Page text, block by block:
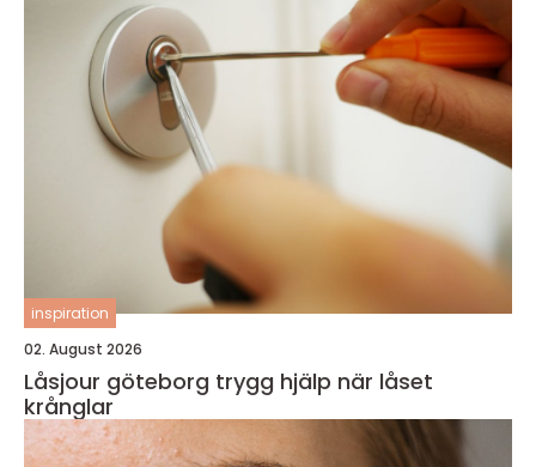
inspiration
02. August 2026
Låsjour göteborg trygg hjälp när låset
krånglar